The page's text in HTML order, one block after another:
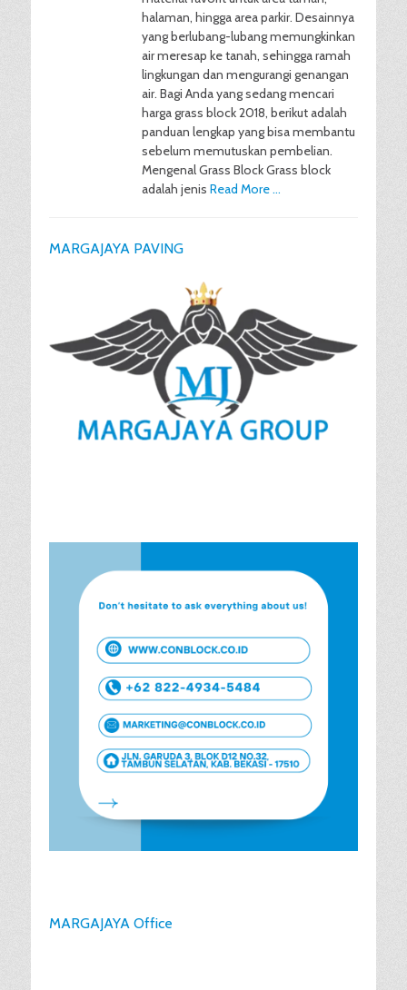
halaman, hingga area parkir. Desainnya
yang berlubang-lubang memungkinkan
air meresap ke tanah, sehingga ramah
lingkungan dan mengurangi genangan
air. Bagi Anda yang sedang mencari
harga grass block 2018, berikut adalah
panduan lengkap yang bisa membantu
sebelum memutuskan pembelian.
Mengenal Grass Block Grass block
adalah jenis Read More …
MARGAJAYA PAVING
MARGAJAYA Office